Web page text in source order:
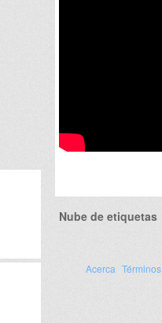
Nube de etiquetas
Acerca Términos